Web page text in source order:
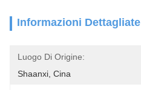
Informazioni Dettagliate
Luogo Di Origine:
Shaanxi, Cina